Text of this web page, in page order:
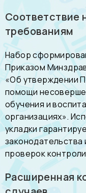
Соответствие
требованиям
Набор
Приказом
«Об утверждении
помощи
обучения и
организациях».
укладки
проверок
Расширенная